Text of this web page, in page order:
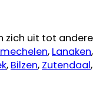
zich uit tot andere
, Lanaken,
, Bilzen, Zutendaal,